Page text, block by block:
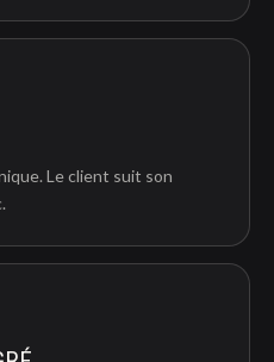
Le client suit son